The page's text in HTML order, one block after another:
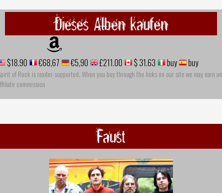
Dieses Alben kaufen
$18.90 €68,67 €5,90 £211.00 $ 31.63 buy buy
of Rock is reader-supported. When you buy through the links on our site we may earn an
commission
Faust